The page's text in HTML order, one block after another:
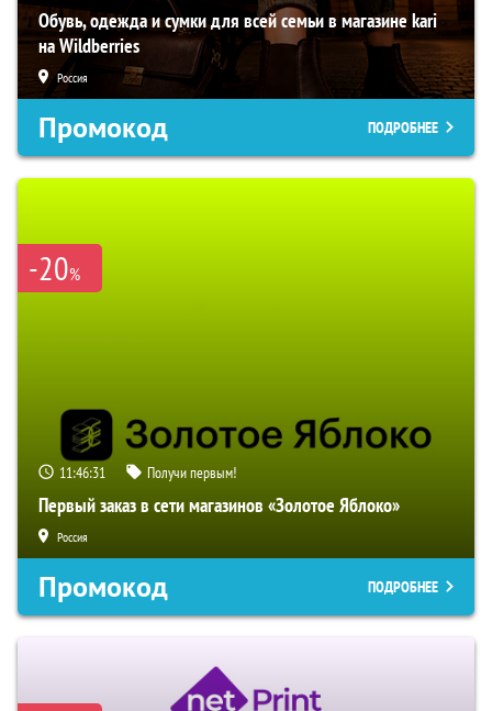
Обувь, одежда и сумки для всей семьи в магазине kari
на Wildberries
Россия
Промокод ПОДРОБНЕЕ
-20%
11:46:31 Получи первым!
Первый заказ в сети магазинов «Золотое Яблоко»
Россия
Промокод ПОДРОБНЕЕ